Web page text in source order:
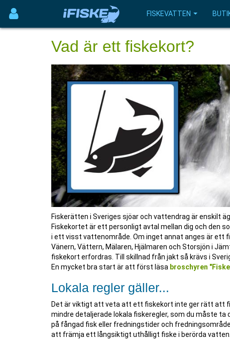
FISKEVATTEN
Vad är ett fiskekort?
Fiskerätten i Sveriges sjöar och vattendrag är enskilt
Fiskekortet är ett personligt avtal mellan dig och den
i ett visst vattenområde. Om inget annat anges är ett
Vänern, Vättern, Mälaren, Hjälmaren och Storsjön i
fiskekort erfordras. Till skillnad från jakt så krävs i
En mycket bra start är att först läsa broschyren
Lokala regler gäller...
Det är viktigt att veta att ett fiskekort inte ger rätt att
mindre detaljerade lokala fiskeregler, som du måste
på fångad fisk eller fredningstider och
att främja ett långsiktigt uthålligt fiske i berörda vatten.